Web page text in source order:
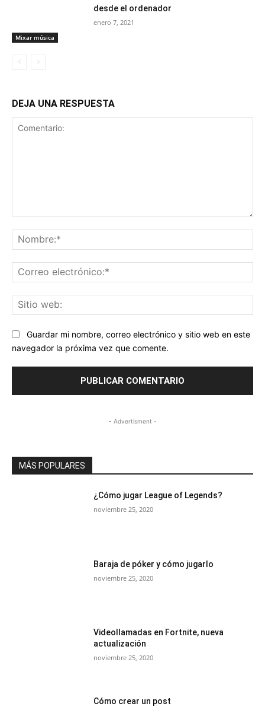
Mixar música
desde el ordenador
enero 7, 2021
DEJA UNA RESPUESTA
Guardar mi nombre, correo electrónico y sitio web en este
navegador la próxima vez que comente.
- Advertisment -
MÁS POPULARES
¿Cómo jugar League of Legends?
noviembre 25, 2020
Baraja de póker y cómo jugarlo
noviembre 25, 2020
Videollamadas en Fortnite, nueva
actualización
noviembre 25, 2020
Cómo crear un post